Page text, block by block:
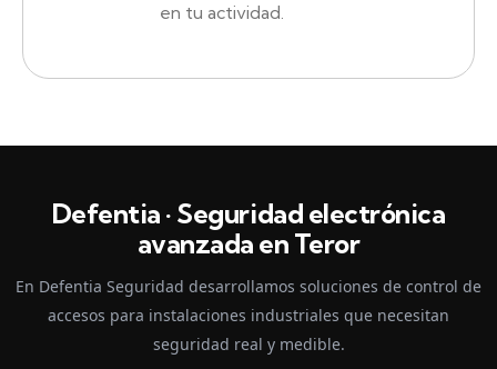
en tu actividad.
Defentia · Seguridad electrónica
avanzada en Teror
En Defentia Seguridad desarrollamos soluciones de control de
accesos para instalaciones industriales que necesitan
seguridad real y medible.